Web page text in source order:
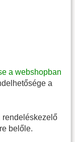
a webshopban
a
rendeléskezelő
belőle.